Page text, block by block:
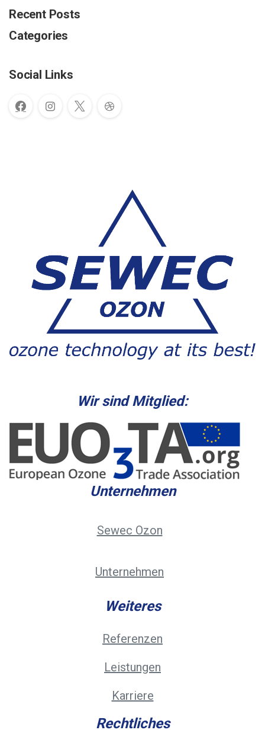
Recent Posts
Categories
Social Links
Wir sind Mitglied:
Unternehmen
Sewec Ozon
Unternehmen
Weiteres
Referenzen
Leistungen
Karriere
Rechtliches